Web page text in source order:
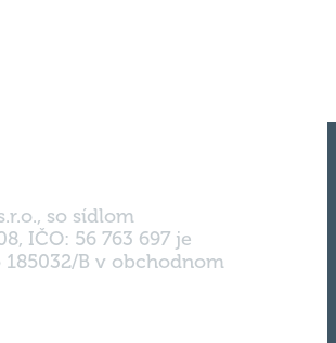
so sídlom
IČO: 56 763 697 je
B v obchodnom